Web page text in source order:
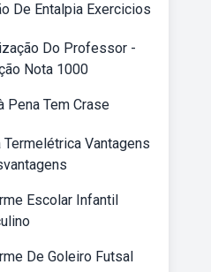
De Entalpia Exercicios
Do Professor -
Nota 1000
Pena Tem Crase
Termelétrica Vantagens
Escolar Infantil
De Goleiro Futsal